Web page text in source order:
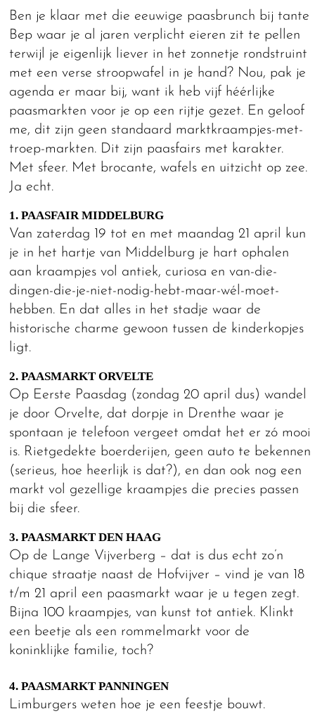
Ben je klaar met die eeuwige paasbrunch bij tante
Bep waar je al jaren verplicht eieren zit te pellen
terwijl je eigenlijk liever in het zonnetje rondstruint
met een verse stroopwafel in je hand? Nou, pak je
agenda er maar bij, want ik heb vijf héérlijke
paasmarkten voor je op een rijtje gezet. En geloof
me, dit zijn geen standaard marktkraampjes-met-
troep-markten. Dit zijn paasfairs met karakter.
Met sfeer. Met brocante, wafels en uitzicht op zee.
Ja echt.
1. PAASFAIR MIDDELBURG
Van zaterdag 19 tot en met maandag 21 april kun
je in het hartje van Middelburg je hart ophalen
aan kraampjes vol antiek, curiosa en van-die-
dingen-die-je-niet-nodig-hebt-maar-wél-moet-
hebben. En dat alles in het stadje waar de
historische charme gewoon tussen de kinderkopjes
ligt.
2. PAASMARKT ORVELTE
Op Eerste Paasdag (zondag 20 april dus) wandel
je door Orvelte, dat dorpje in Drenthe waar je
spontaan je telefoon vergeet omdat het er zó mooi
is. Rietgedekte boerderijen, geen auto te bekennen
(serieus, hoe heerlijk is dat?), en dan ook nog een
markt vol gezellige kraampjes die precies passen
bij die sfeer.
3. PAASMARKT DEN HAAG
Op de Lange Vijverberg – dat is dus echt zo’n
chique straatje naast de Hofvijver – vind je van 18
t/m 21 april een paasmarkt waar je u tegen zegt.
Bijna 100 kraampjes, van kunst tot antiek. Klinkt
een beetje als een rommelmarkt voor de
koninklijke familie, toch?
4. PAASMARKT PANNINGEN
Limburgers weten hoe je een feestje bouwt.